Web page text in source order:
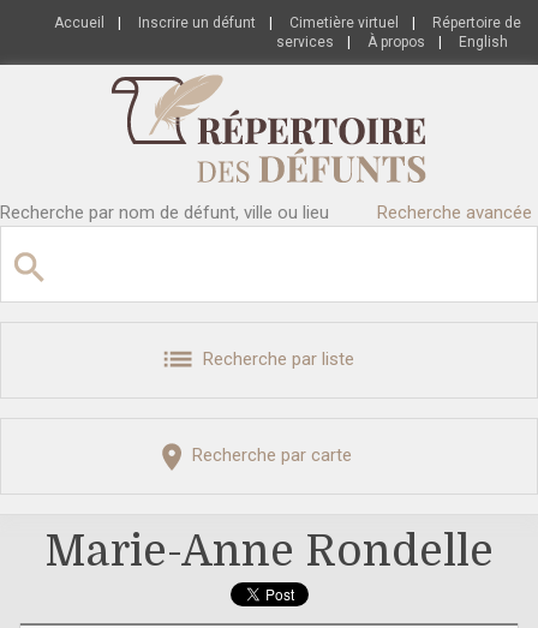
Accueil Inscrire un défunt Cimetière virtuel
Répertoire de
services
À propos English
Recherche par nom de défunt, ville ou lieu Recherche avancée
Recherche par liste
Recherche par carte
Marie-Anne Rondelle